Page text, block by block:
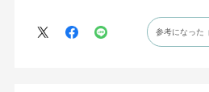
に入っています。色も画像通りのアッ
色になっています。
キャスターはフローリング用を選びま
参考になった